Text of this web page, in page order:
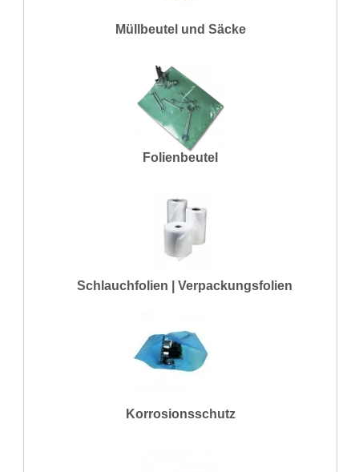
Müllbeutel und Säcke
Folienbeutel
Schlauchfolien | Verpackungsfolien
Korrosionsschutz